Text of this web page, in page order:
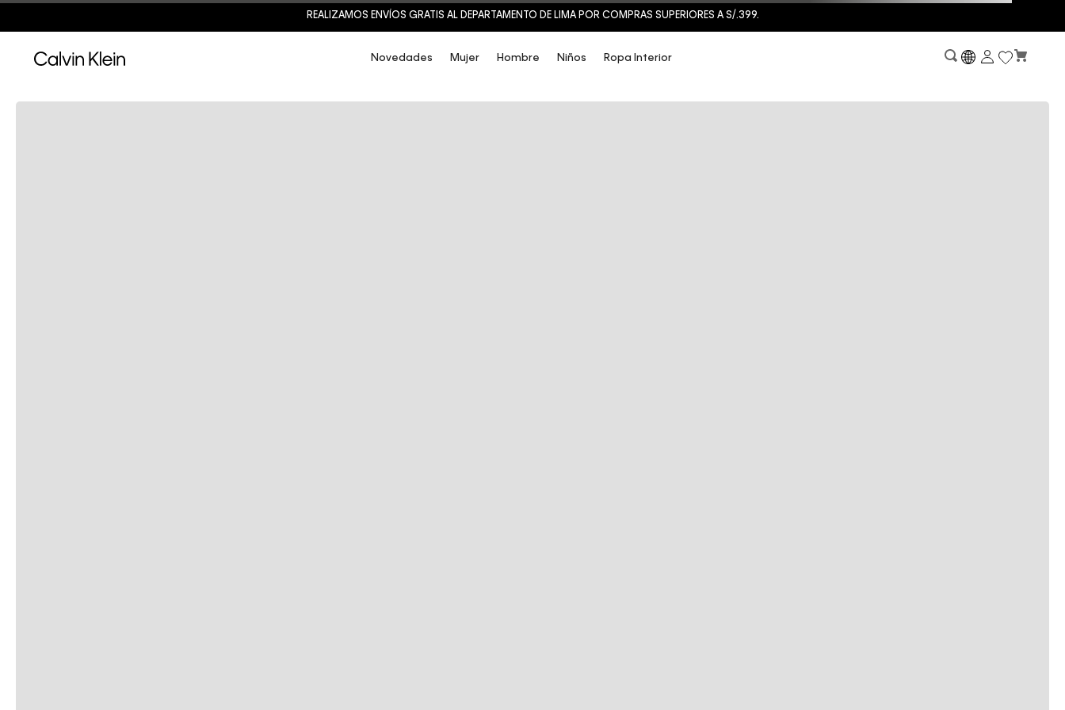
REALIZAMOS ENVÍOS GRATIS AL DEPARTAMENTO DE LIMA POR COMPRAS SUPERIORES A S/.399.
Novedades Mujer Hombre Niños Ropa Interior